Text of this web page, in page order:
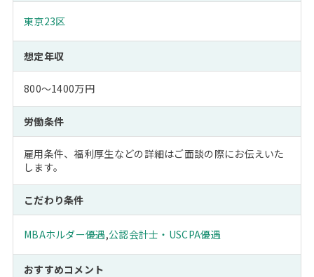
東京23区
想定年収
800～1400万円
労働条件
雇用条件、福利厚生などの詳細はご面談の際にお伝えいた
します。
こだわり条件
MBAホルダー優遇,公認会計士・USCPA優遇
おすすめコメント